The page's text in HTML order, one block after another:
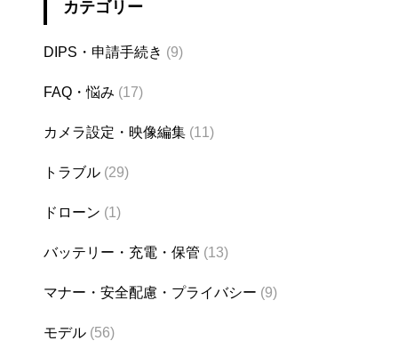
カテゴリー
DIPS・申請手続き (9)
FAQ・悩み (17)
カメラ設定・映像編集 (11)
トラブル (29)
ドローン (1)
バッテリー・充電・保管 (13)
マナー・安全配慮・プライバシー (9)
モデル (56)